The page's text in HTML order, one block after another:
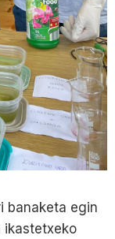
banaketa egin
ikastetxeko